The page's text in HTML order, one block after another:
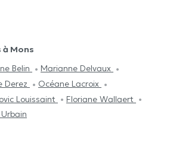
Mons
Belin
Marianne Delvaux
Derez
Océane Lacroix
Louissaint
Floriane Wallaert